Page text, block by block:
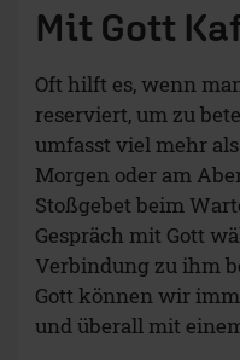
Mit Gott
Oft hilft es, wenn
reserviert, um zu
umfasst viel mehr
Morgen oder am
Stoßgebet beim
Gespräch mit Gott
Verbindung zu ihm
Gott können wir
und überall mit